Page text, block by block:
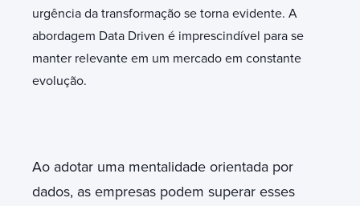
urgência da transformação se torna evidente. A
abordagem Data Driven é imprescindível para se
manter relevante em um mercado em constante
evolução.
Ao adotar uma mentalidade orientada por
dados, as empresas podem superar esses